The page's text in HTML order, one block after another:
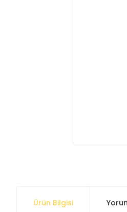
Ürün Bilgisi